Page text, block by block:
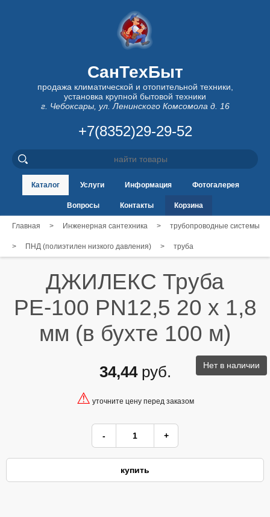
СанТехБыт
продажа климатической и отопительной техники,
установка крупной бытовой техники
г. Чебоксары, ул. Ленинского Комсомола д. 16
+7(8352)29-29-52
Каталог Услуги Информация Фотогалерея
Вопросы Контакты Корзина
Главная > Инженерная сантехника > трубопроводные системы
> ПНД (полиэтилен низкого давления) > труба
ДЖИЛЕКС Труба
РЕ-100 PN12,5 20 х 1,8
мм (в бухте 100 м)
Нет в наличии
34,44руб.
⚠ уточните цену перед заказом